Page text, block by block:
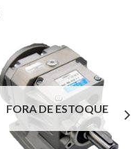
FORA DE ESTOQUE